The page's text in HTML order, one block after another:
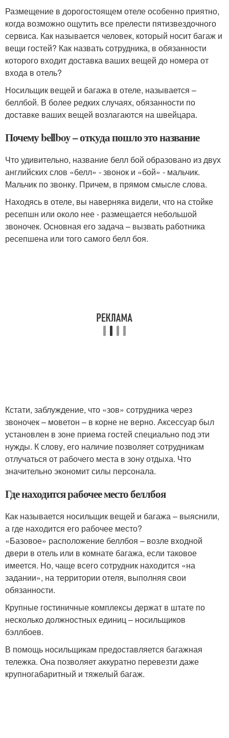
Размещение в дорогостоящем отеле особенно приятно,
когда возможно ощутить все прелести пятизвездочного
сервиса. Как называется человек, который носит багаж и
вещи гостей? Как назвать сотрудника, в обязанности
которого входит доставка ваших вещей до номера от
входа в отель?
Носильщик вещей и багажа в отеле, называется –
беллбой. В более редких случаях, обязанности по
доставке ваших вещей возлагаются на швейцара.
Почему bellboy – откуда пошло это название
Что удивительно, название белл бой образовано из двух
английских слов «белл» - звонок и «бой» - мальчик.
Мальчик по звонку. Причем, в прямом смысле слова.
Находясь в отеле, вы наверняка видели, что на стойке
ресепшн или около нее - размещается небольшой
звоночек. Основная его задача – вызвать работника
ресепшена или того самого белл боя.
Кстати, заблуждение, что «зов» сотрудника через
звоночек – моветон – в корне не верно. Аксессуар был
установлен в зоне приема гостей специально под эти
нужды. К слову, его наличие позволяет сотрудникам
отлучаться от рабочего места в зону отдыха. Что
значительно экономит силы персонала.
Где находится рабочее место беллбоя
Как называется носильщик вещей и багажа – выяснили,
а где находится его рабочее место?
«Базовое» расположение беллбоя – возле входной
двери в отель или в комнате багажа, если таковое
имеется. Но, чаще всего сотрудник находится «на
задании», на территории отеля, выполняя свои
обязанности.
Крупные гостиничные комплексы держат в штате по
несколько должностных единиц – носильщиков
бэллбоев.
В помощь носильщикам предоставляется багажная
тележка. Она позволяет аккуратно перевезти даже
крупногабаритный и тяжелый багаж.